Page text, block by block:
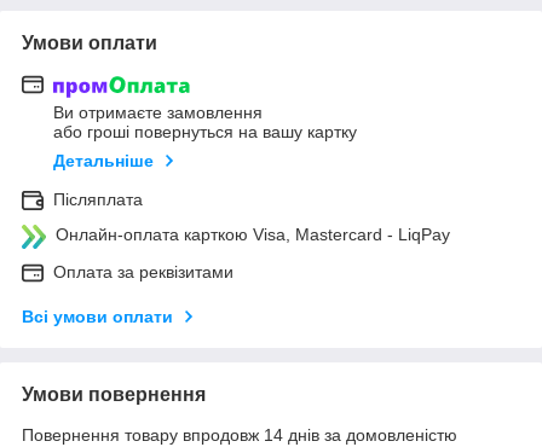
Умови оплати
Ви отримаєте замовлення
або гроші повернуться на вашу картку
Детальніше
Післяплата
Онлайн-оплата карткою Visa, Mastercard - LiqPay
Оплата за реквізитами
Всі умови оплати
Умови повернення
Повернення товару впродовж 14 днів за домовленістю